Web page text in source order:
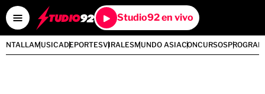
Studio92 en vivo
MUSICADEPORTESVIRALESMUNDO ASIACONCURSOS